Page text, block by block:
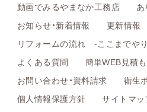
動画でみるやまなか工務店
あ
お知らせ・新着情報
更新情報
リフォームの流れ -ここまでやり
よくある質問
簡単WEB見積
お問い合わせ・資料請求
衛生
個人情報保護方針
サイトマッ